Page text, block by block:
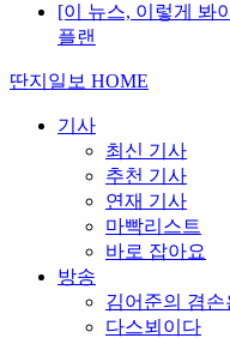
[이 뉴스, 이렇게 봐
플랜
딴지일보 HOME
기사
최신 기사
추천 기사
연재 기사
마빡리스트
바로 잡아요
방송
김어준의 겸
다스뵈이다